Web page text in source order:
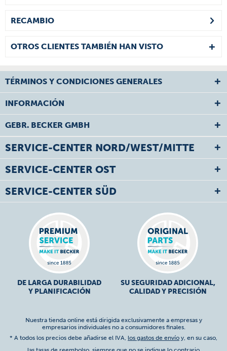
RECAMBIO
OTROS CLIENTES TAMBIÉN HAN VISTO
TÉRMINOS Y CONDICIONES GENERALES
INFORMACIÓN
GEBR. BECKER GMBH
SERVICE-CENTER NORD/WEST/MITTE
SERVICE-CENTER OST
SERVICE-CENTER SÜD
DE LARGA DURABILIDAD
Y PLANIFICACIÓN
SU SEGURIDAD ADICIONAL,
CALIDAD Y PRECISIÓN
Nuestra tienda online está dirigida exclusivamente a empresas y
empresarios individuales no a consumidores finales.
* A todos los precios debe añadirse el IVA, los gastos de envío y, en su caso,